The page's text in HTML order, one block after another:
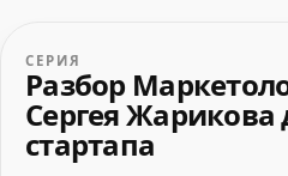
СЕРИЯ
Разбор
Сергея Жарикова
стартапа